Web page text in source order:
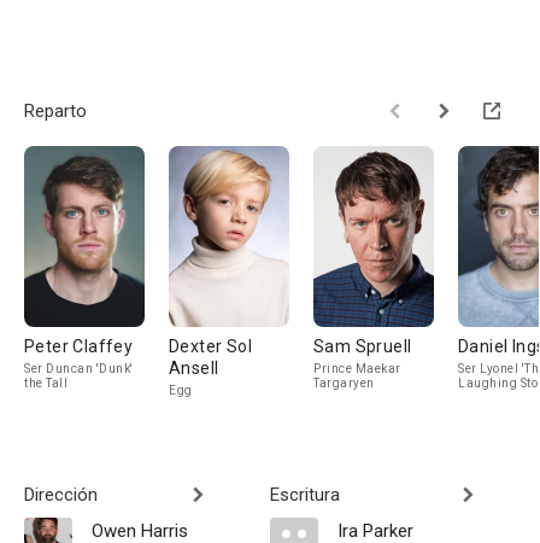
Reparto
Peter Claffey
Ser Duncan 'Dunk'
the Tall
Dexter Sol
Ansell
Egg
Sam Spruell
Prince Maekar
Targaryen
Daniel
Ser Lyonel
Laughing
Dirección
Owen Harris
Escritura
Ira Parker